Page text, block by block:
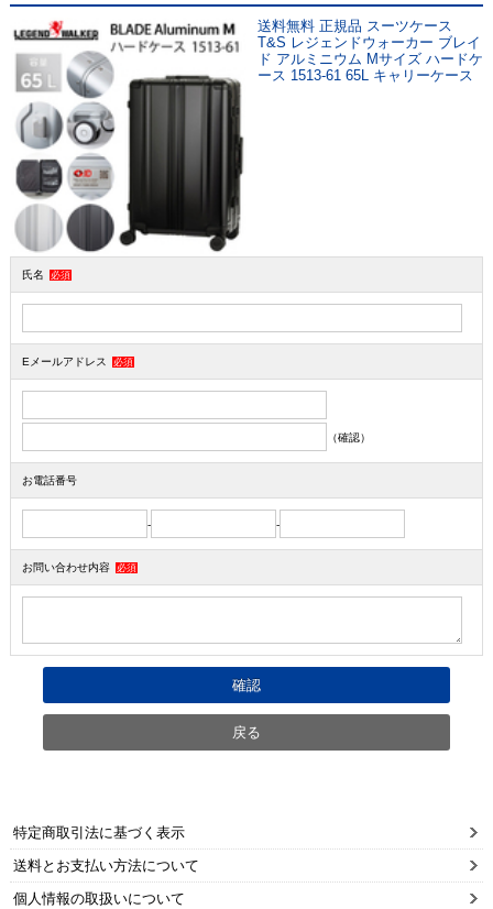
送料無料 正規品 スーツケース
T&S レジェンドウォーカー ブレイ
ド アルミニウム Mサイズ ハードケ
ース 1513-61 65L キャリーケース
氏名 必須
Eメールアドレス 必須
（確認）
お電話番号
- -
お問い合わせ内容 必須
特定商取引法に基づく表示
送料とお支払い方法について
個人情報の取扱いについて